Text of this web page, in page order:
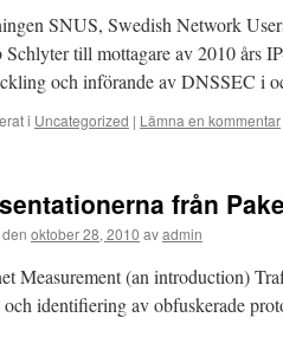
SNUS, Swedish Network
Schlyter till mottagare av 2010 års
och införande av DNSSEC i
i Uncategorized | Lämna en kommentar
från
oktober 28, 2010 avadmin
Measurement (an introduction)
identifiering av obfuskerade